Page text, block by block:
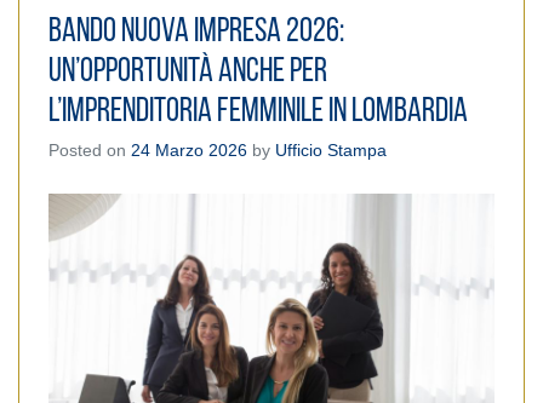
Bando Nuova Impresa 2026:
un’opportunità anche per
l’imprenditoria femminile in Lombardia
Posted on 24 Marzo 2026 by Ufficio Stampa